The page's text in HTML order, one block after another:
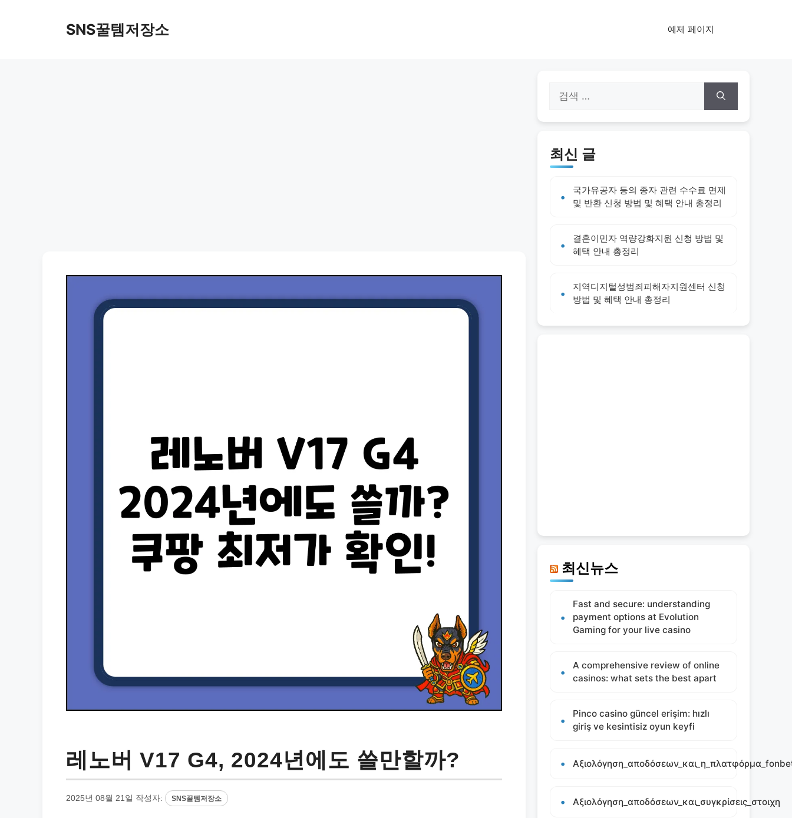
SNS꿀템저장소 예제 페이지
레노버 V17 G4, 2024년에도 쓸만할까?
2025년 08월 21일 작성자: SNS꿀템저장소
색:
최신 글
국가유공자 등의 종자 관련 수수료 면제
및 반환 신청 방법 및 혜택 안내 총정리
결혼이민자 역량강화지원 신청 방법 및
혜택 안내 총정리
지역디지털성범죄피해자지원센터 신청
방법 및 혜택 안내 총정리
최신뉴스
Fast and secure: understanding
payment options at Evolution
Gaming for your live casino
A comprehensive review of online
casinos: what sets the best apart
Pinco casino güncel erişim: hızlı
giriş ve kesintisiz oyun keyfi
Αξιολόγηση_αποδόσεων_και_συγκρίσεις_στοιχη